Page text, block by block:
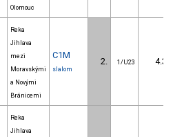
Olomouc
Reka
Jihlava
mezi
Moravskými
a Novými
Bránicemi
C1M
slalom
2. 1/U23 4.30
Reka
Jihlava